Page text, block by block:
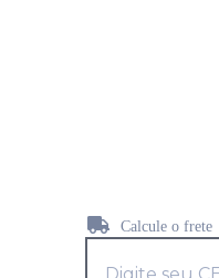
Calcule o frete